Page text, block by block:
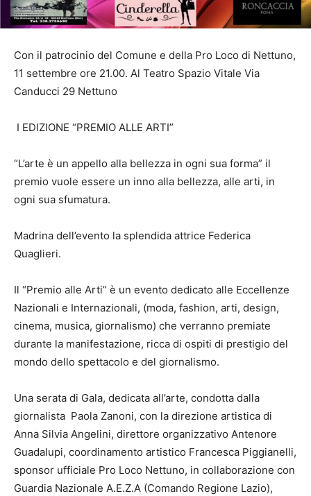
Con il patrocinio del Comune e della Pro Loco di Nettuno,
11 settembre ore 21.00. Al Teatro Spazio Vitale Via
Canducci 29 Nettuno
I EDIZIONE “PREMIO ALLE ARTI”
“L’arte è un appello alla bellezza in ogni sua forma” il
premio vuole essere un inno alla bellezza, alle arti, in
ogni sua sfumatura.
Madrina dell’evento la splendida attrice Federica
Quaglieri.
Il “Premio alle Arti” è un evento dedicato alle Eccellenze
Nazionali e Internazionali, (moda, fashion, arti, design,
cinema, musica, giornalismo) che verranno premiate
durante la manifestazione, ricca di ospiti di prestigio del
mondo dello spettacolo e del giornalismo.
Una serata di Gala, dedicata all’arte, condotta dalla
giornalista Paola Zanoni, con la direzione artistica di
Anna Silvia Angelini, direttore organizzativo Antenore
Guadalupi, coordinamento artistico Francesca Piggianelli,
sponsor ufficiale Pro Loco Nettuno, in collaborazione con
Guardia Nazionale A.E.Z.A (Comando Regione Lazio),